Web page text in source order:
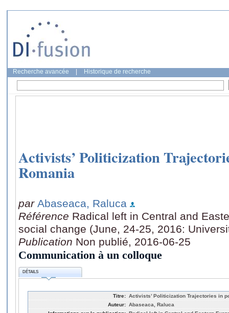
Recherche avancée Historique de recherche
Activists’ Politicization
Romania
par Abaseaca, Raluca
Référence Radical left in Central and
social change (June, 24-25, 2016:
Publication Non publié, 2016-06-25
Communication à un colloque
DÉTAILS
Titre: Activists’ Politicization Trajectories in
Auteur: Abaseaca, Raluca